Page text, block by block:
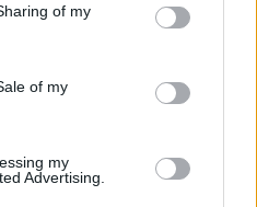
behaviour. You may click to
and its third-party tags to
purposes in below Google
of my
of my
my
Advertising.
in Val Vigezzo, Val
e motori in container